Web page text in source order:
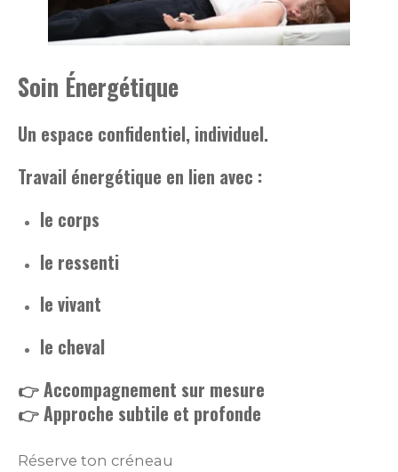
Soin Énergétique
Un espace confidentiel, individuel.
Travail énergétique en lien avec :
le corps
le ressenti
le vivant
le cheval
👉 Accompagnement sur mesure
👉 Approche subtile et profonde
Réserve ton créneau